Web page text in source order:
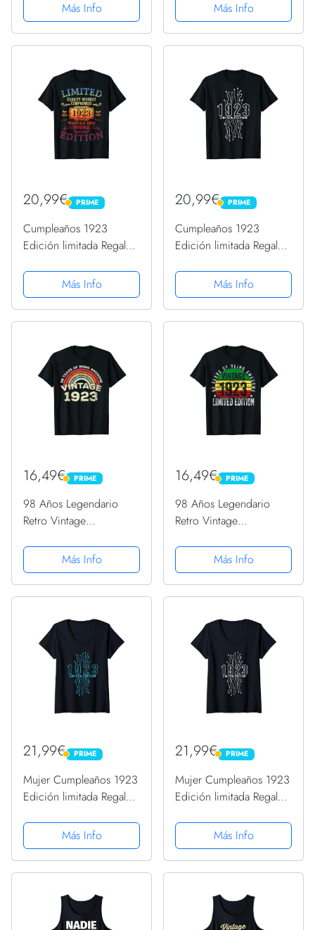
Más Info Más Info
20,99€ PRIME
PRIME
Cumpleaños 1923
Edición limitada Regalo
CamisetaMás Info
20,99€ PRIME
PRIME
Cumpleaños 1923
Edición limitada Regalo
CamisetaMás Info
16,49€ PRIME
PRIME
98 Años Legendario
Retro Vintage
Cumpleaños 1923
Camiseta
Más Info
16,49€ PRIME
PRIME
98 Años Legendario
Retro Vintage
Cumpleaños 1923
Camiseta
Más Info
21,99€ PRIME
PRIME
Mujer Cumpleaños 1923
Edición limitada Regalo
Camiseta Cuello V
Más Info
21,99€ PRIME
PRIME
Mujer Cumpleaños 1923
Edición limitada Regalo
Camiseta Cuello V
Más Info